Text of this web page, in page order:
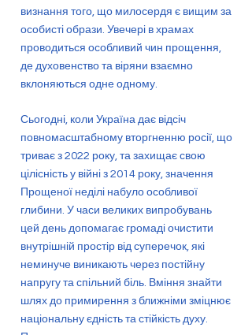
визнання того, що милосердя є вищим за
особисті образи. Увечері в храмах
проводиться особливий чин прощення,
де духовенство та віряни взаємно
вклоняються одне одному.
Сьогодні, коли Україна дає відсіч
повномасштабному вторгненню росії, що
триває з 2022 року, та захищає свою
цілісність у війні з 2014 року, значення
Прощеної неділі набуло особливої
глибини. У часи великих випробувань
цей день допомагає громаді очистити
внутрішній простір від суперечок, які
неминуче виникають через постійну
напругу та спільний біль. Вміння знайти
шлях до примирення з ближніми зміцнює
національну єдність та стійкість духу.